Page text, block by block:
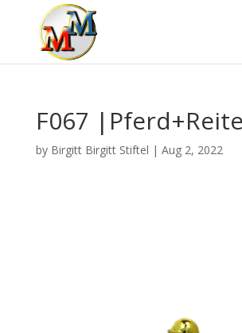
F067
by Birgitt Birgitt Stiftel | Aug 2, 2022